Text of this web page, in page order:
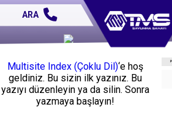
ARA
Merhaba dünya!
Multisite Index (Çoklu Dil)‘e hoş
geldiniz. Bu sizin ilk yazınız. Bu
yazıyı düzenleyin ya da silin. Sonra
yazmaya başlayın!